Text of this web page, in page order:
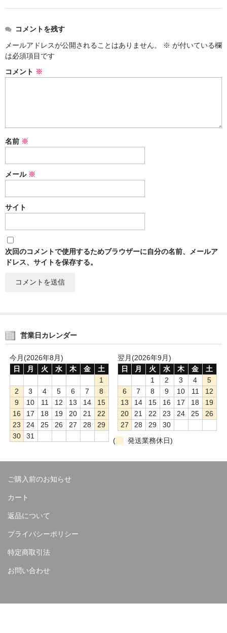
コメントを残す
メールアドレスが公開されることはありません。
※ が付いている欄
は必須項目です
コメント ※
名前 ※
メール ※
サイト
次回のコメントで使用するためブラウザーに自分の名前、メールア
ドレス、サイトを保存する。
営業日カレンダー
今月(2026年8月)
日
月 火 水 木 金
土
1
2
3 4 5 6 7
8
9
10 11 12 13 14
15
16
17 18 19 20 21
22
23
24 25 26 27 28
29
30
31
翌月(2026年9月)
日
月 火 水 木 金
土
1
2 3 4
5
6
7 8 9 10 11
12
13
14 15 16 17 18
19
20
21 22 23 24 25
26
27
28 29
30
(
発送業務休日)
ご購入前のお知らせ
カート
返品について
プライバシーポリシー
特定商取引法
お問い合わせ